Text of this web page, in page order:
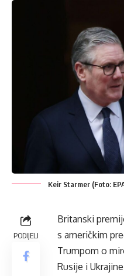
Keir Starmer (Foto:
PODIJELI
Britanski
s američkim
Trumpom o
Rusije i